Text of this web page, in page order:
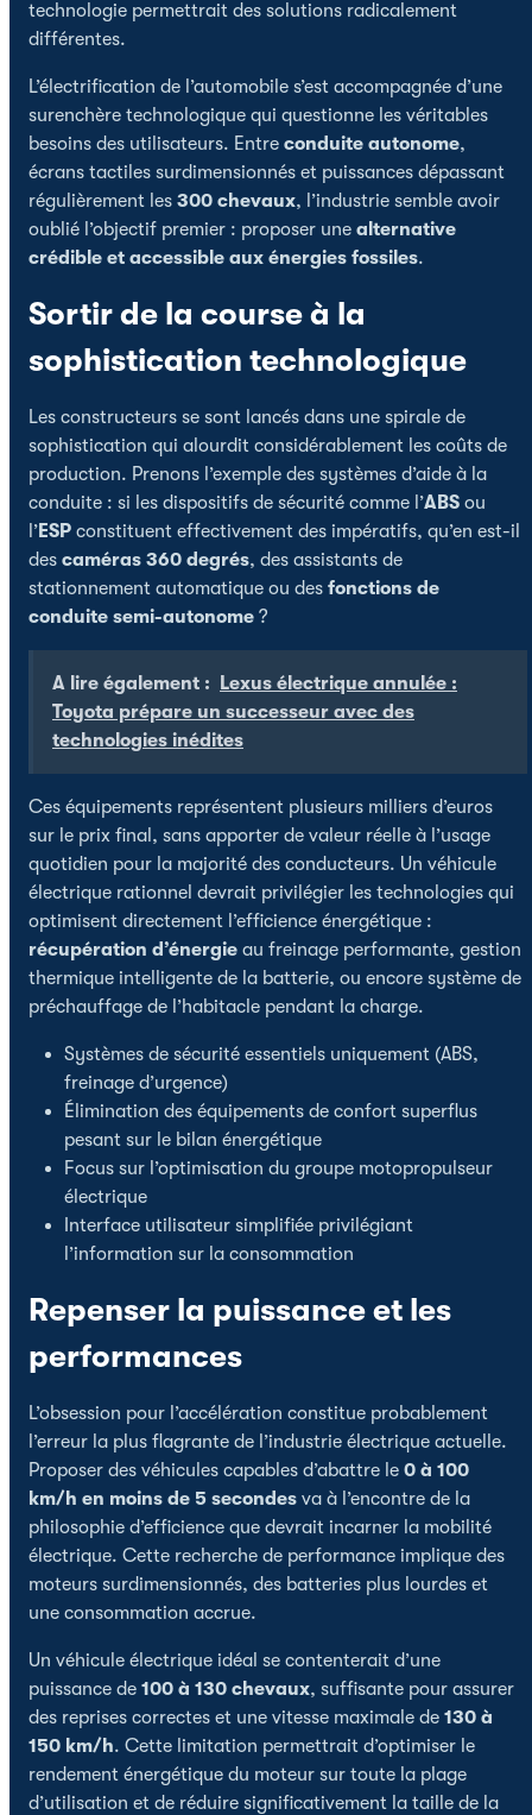
technologie permettrait des solutions radicalement
différentes.
L’électrification de l’automobile s’est accompagnée d’une
surenchère technologique qui questionne les véritables
besoins des utilisateurs. Entre conduite autonome,
écrans tactiles surdimensionnés et puissances dépassant
régulièrement les 300 chevaux, l’industrie semble avoir
oublié l’objectif premier : proposer une alternative
crédible et accessible aux énergies fossiles.
Sortir de la course à la
sophistication technologique
Les constructeurs se sont lancés dans une spirale de
sophistication qui alourdit considérablement les coûts de
production. Prenons l’exemple des systèmes d’aide à la
conduite : si les dispositifs de sécurité comme l’ABS ou
l’ESP constituent effectivement des impératifs, qu’en est-il
des caméras 360 degrés, des assistants de
stationnement automatique ou des fonctions de
conduite semi-autonome ?
A lire également :
Lexus électrique annulée :
Toyota prépare un successeur avec des
technologies inédites
Ces équipements représentent plusieurs milliers d’euros
sur le prix final, sans apporter de valeur réelle à l’usage
quotidien pour la majorité des conducteurs. Un véhicule
électrique rationnel devrait privilégier les technologies qui
optimisent directement l’efficience énergétique :
récupération d’énergie au freinage performante, gestion
thermique intelligente de la batterie, ou encore système de
préchauffage de l’habitacle pendant la charge.
Systèmes de sécurité essentiels uniquement (ABS,
freinage d’urgence)
Élimination des équipements de confort superflus
pesant sur le bilan énergétique
Focus sur l’optimisation du groupe motopropulseur
électrique
Interface utilisateur simplifiée privilégiant
l’information sur la consommation
Repenser la puissance et les
performances
L’obsession pour l’accélération constitue probablement
l’erreur la plus flagrante de l’industrie électrique actuelle.
Proposer des véhicules capables d’abattre le 0 à 100
km/h en moins de 5 secondes va à l’encontre de la
philosophie d’efficience que devrait incarner la mobilité
électrique. Cette recherche de performance implique des
moteurs surdimensionnés, des batteries plus lourdes et
une consommation accrue.
Un véhicule électrique idéal se contenterait d’une
puissance de 100 à 130 chevaux, suffisante pour assurer
des reprises correctes et une vitesse maximale de 130 à
150 km/h. Cette limitation permettrait d’optimiser le
rendement énergétique du moteur sur toute la plage
d’utilisation et de réduire significativement la taille de la